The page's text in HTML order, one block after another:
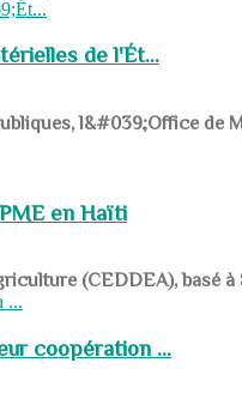
de l'Ét...
l&#039;Office de
en Haïti
(CEDDEA), basé
coopération ...